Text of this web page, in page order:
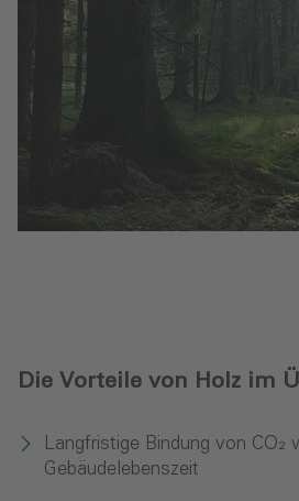
Die Vorteile von Holz im
Langfristige Bindung von CO₂
Gebäudelebenszeit